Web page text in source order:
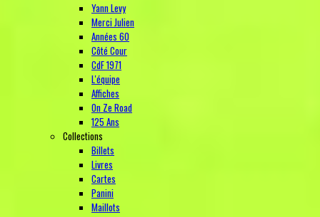
Yann Levy
Merci Julien
Années 60
Côté Cour
CdF 1971
L'équipe
Affiches
On Ze Road
125 Ans
Collections
Billets
Livres
Cartes
Panini
Maillots